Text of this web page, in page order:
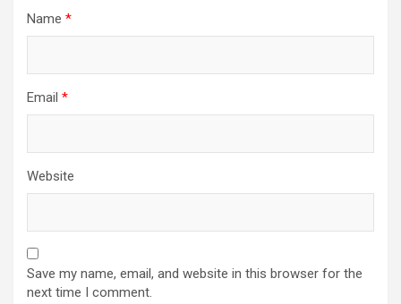
Name *
Email *
Website
Save my name, email, and website in this browser for the
next time I comment.